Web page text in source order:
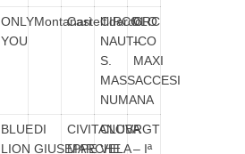
ONLY
YOU
MontanariCastelfidardo
CIRCOLO
NAUTICO
S.
MASSACCESI
NUMANA
CRC
–
MAXI
BLUE
LION
DI
GIUSEPPE
CIVITANOVA
MARCHE
CLUB
VELA
RGT
– Iª